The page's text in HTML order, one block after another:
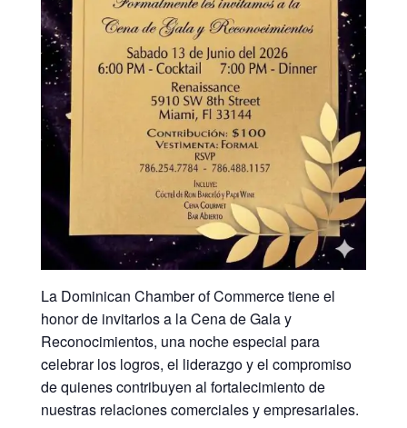
La Dominican Chamber of Commerce tiene el
honor de invitarlos a la Cena de Gala y
Reconocimientos, una noche especial para
celebrar los logros, el liderazgo y el compromiso
de quienes contribuyen al fortalecimiento de
nuestras relaciones comerciales y empresariales.